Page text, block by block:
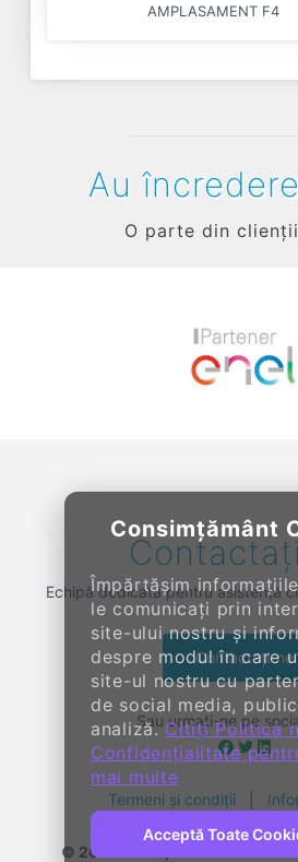
AMPLASAMENT F4
Consimțământ
Împărtășim
le comunicați prin
site-ului nostru și
despre modul în care
site-ul nostru cu
de social media,
analiză.Citiți Politica
Confidențialitate
mai multe
Acceptă Toate
Au
O parte din
Echipă dedicată pentru asistență
Contactați-ne
Sau urmați-ne pe
Termeni și condiții
© 2014- 2026, KENDALL